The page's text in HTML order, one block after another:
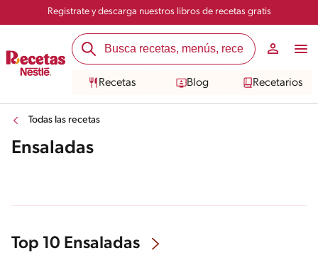
Registrate y descarga nuestros libros de recetas gratis
Recetas Blog Recetarios
Todas las recetas
Ensaladas
Top 10 Ensaladas